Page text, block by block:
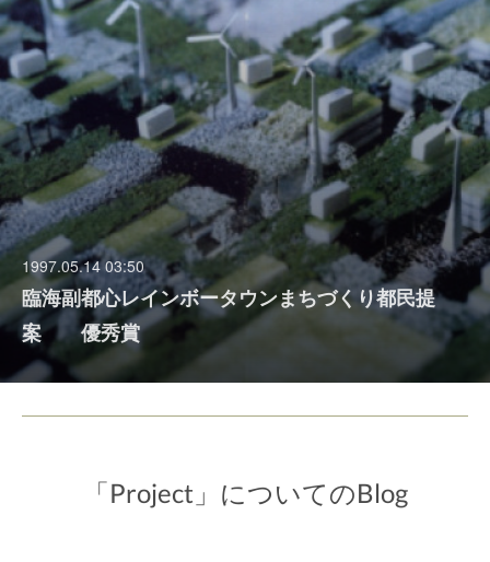
1997.05.14 03:50
臨海副都心レインボータウンまちづくり都民提
案 優秀賞
「Project」についてのBlog